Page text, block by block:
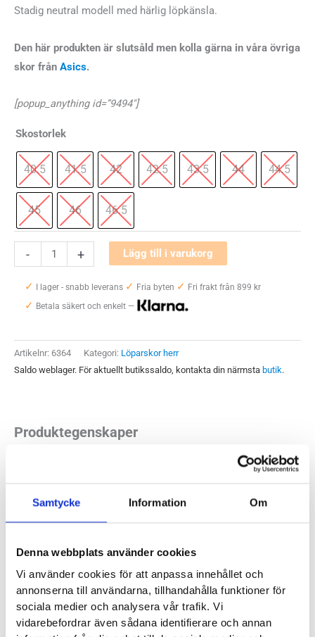
Samtycke Information Om
Denna webbplats använder cookies
Vi använder cookies för att anpassa innehållet och
annonserna till användarna, tillhandahålla funktioner för
sociala medier och analysera vår trafik. Vi
vidarebefordrar även sådana identifierare och annan
Stadig neutral modell med härlig löpkänsla.
Den här produkten är slutsåld men kolla gärna in våra övriga
skor från Asics.
[popup_anything id=”9494″]
Skostorlek
40.5 41.5 42 42.5 43.5 44 44.5
45 46 46.5
-
Gel-
Pursue
mängd
+ Lägg till i varukorg
✓ I lager - snabb leverans ✓ Fria byten ✓ Fri frakt från 899 kr
✓ Betala säkert och enkelt —
Artikelnr: 6364 Kategori: Löparskor herr
Saldo weblager. För aktuellt butikssaldo, kontakta din närmsta butik.
Produktegenskaper
Stabil neutral modell med god dämpning både under hälen
uppskattas av löpare som trivs i lite stadigare skor. En
elljusspåret eller grusvägarna. Stadig modell med god
löpkänsla.
Läst:Normal
Fotvalv:Normala, höga